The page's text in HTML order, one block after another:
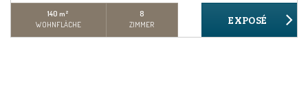
140 m²
WOHNFLÄCHE
8
ZIMMER